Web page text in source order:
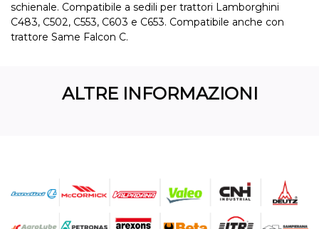
schienale. Compatibile a sedili per trattori Lamborghini
C483, C502, C553, C603 e C653. Compatibile anche con
trattore Same Falcon C.
ALTRE INFORMAZIONI